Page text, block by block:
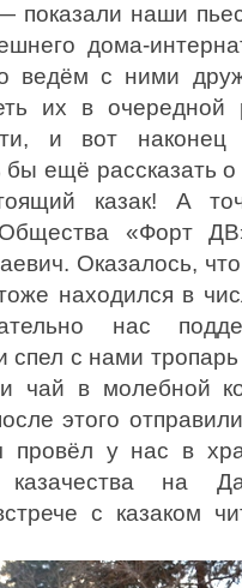
показали наши
дома-
ведём с ними
их в
и вот наконец
бы ещё рассказать
казак! А
Общества «Форт
Оказалось,
находился в
нас
с нами
чай в молебной
этого
провёл у нас в
на
с казаком